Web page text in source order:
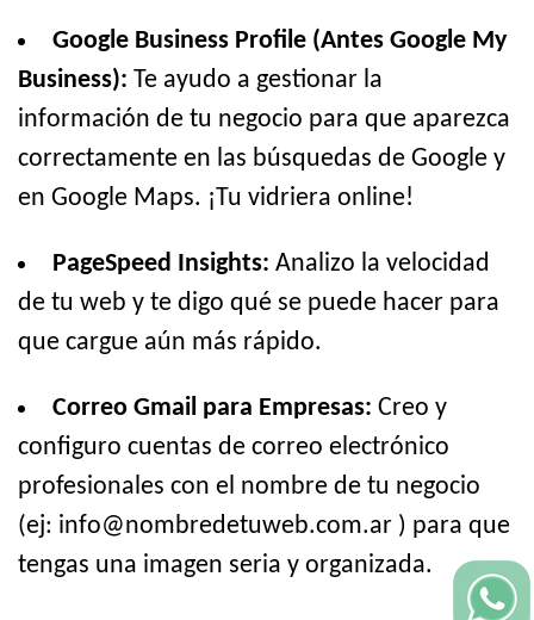
Google Business Profile (Antes Google My
Business): Te ayudo a gestionar la
información de tu negocio para que aparezca
correctamente en las búsquedas de Google y
en Google Maps. ¡Tu vidriera online!
PageSpeed Insights: Analizo la velocidad
de tu web y te digo qué se puede hacer para
que cargue aún más rápido.
Correo Gmail para Empresas: Creo y
configuro cuentas de correo electrónico
profesionales con el nombre de tu negocio
(ej: info@nombredetuweb.com.ar ) para que
tengas una imagen seria y organizada.